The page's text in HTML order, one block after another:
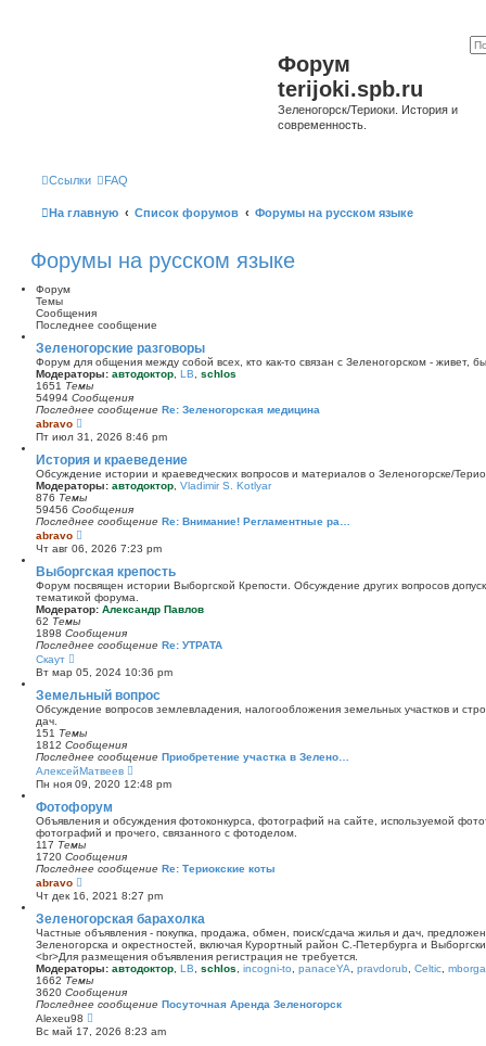
Форум
terijoki.spb.ru
Зеленогорск/Териоки. История и
современность.
Ссылки FAQ
На главную Список форумов Форумы на русском языке
Форумы на русском языке
Форум
Темы
Сообщения
Последнее сообщение
Зеленогорские разговоры
Форум для общения между собой всех, кто как-то связан с Зеленогорском - живет,
Модераторы: автодоктор LB
schlos
1651 Темы
54994 Сообщения
Последнее сообщение Re: Зеленогорская медицина
abravo
е
р
е
й
т
и
к
п
о
л
д
н
е
м
с
о
б
е
н
ю
Пт июл 31, 2026 8:46 pm
История и краеведение
Обсуждение истории и краеведческих вопросов и материалов о Зеленогорске/
Модераторы: автодоктор Vladimir S. Kotlyar
876 Темы
59456 Сообщения
Последнее сообщение Re: Внимание! Регламентные ра…
abravo
е
р
е
й
т
и
к
о
с
е
н
е
у
с
о
о
б
е
н
и
ю
Чт авг 06, 2026 7:23 pm
Выборгская крепость
Форум посвящен истории Выборгской Крепости. Обсуждение других вопросов
тематикой форума.
Модератор: Александр Павлов
62 Темы
1898 Сообщения
Последнее сообщение Re: УТРАТА
Скаут
е
р
е
й
т
к
п
о
с
л
д
н
е
м
у
с
о
о
щ
е
н
и
ю
Вт мар 05, 2024 10:36 pm
Земельный вопрос
Обсуждение вопросов землевладения, налогообложения земельных участков и
дач.
151 Темы
1812 Сообщения
Последнее сообщение Приобретение участка в Зелено…
АлексейМатвеев
е
р
т
и
о
л
д
н
е
м
у
о
щ
Пн ноя 09, 2020 12:48 pm
Фотофорум
Объявления и обсуждения фотоконкурса, фотографий на сайте, используемой
фотографий и прочего, связанного с фотоделом.
117 Темы
1720 Сообщения
Последнее сообщение Re: Териокские коты
abravo
е
р
е
й
т
и
к
п
о
с
л
е
д
Чт дек 16, 2021 8:27 pm
Зеленогорская барахолка
Частные объявления - покупка, продажа, обмен, поиск/сдача жилья и дач,
Зеленогорска и окрестностей, включая Курортный район С.-Петербурга и
<br>Для размещения объявления регистрация не требуется.
Модераторы: автодоктор LB schlos incogni-to panaceYA pravdorub Celtic
1662 Темы
3620 Сообщения
Последнее сообщение Посуточная Аренда Зеленогорск
Alexeu98
е
р
Вс май 17, 2026 8:23 am